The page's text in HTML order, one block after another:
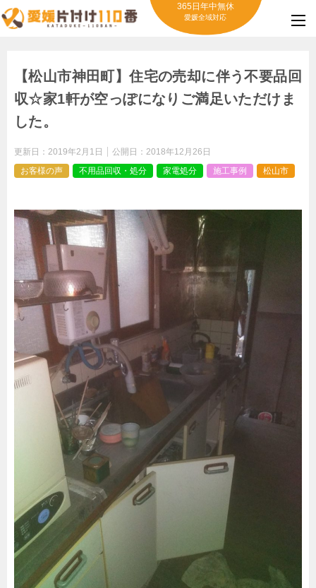
365日年中無休
愛媛全域対応
【松山市神田町】住宅の売却に伴う不要品回
収☆家1軒が空っぽになりご満足いただけま
した。
更新日： 2019年2月1日 公開日： 2018年12月26日
お客様の声
不用品回収・処分 家電処分 施工事例 松山市